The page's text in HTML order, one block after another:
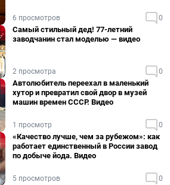
6 просмотров 0
Самый стильный дед! 77-летний
заводчанин стал моделью — видео
2 просмотра 0
Автолюбитель переехал в маленький
хутор и превратил свой двор в музей
машин времен СССР. Видео
1 просмотр 0
«Качество лучше, чем за рубежом»: как
работает единственный в России завод
по добыче йода. Видео
5 просмотров 0